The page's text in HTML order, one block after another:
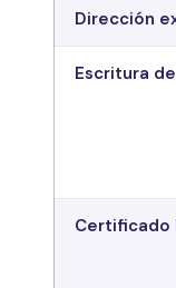
Dirección
Escritura
Certificado